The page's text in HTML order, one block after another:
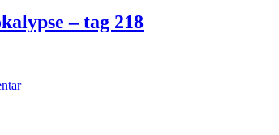
– tag 218